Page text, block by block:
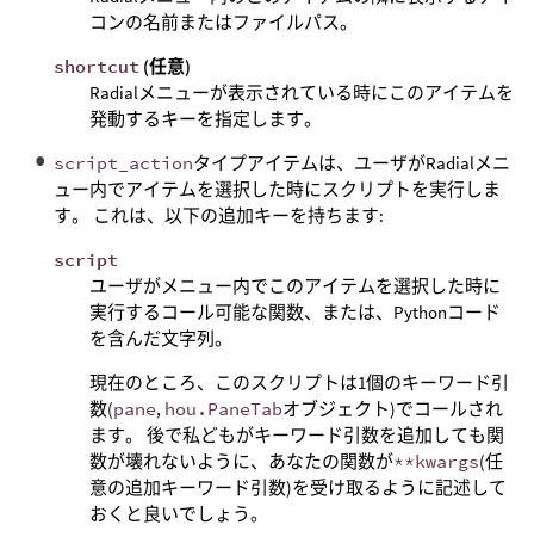
コンの名前またはファイルパス。
shortcut (任意)
Radialメニューが表示されている時にこのアイテムを
発動するキーを指定します。
script_actionタイプアイテムは、ユーザがRadialメニ
ュー内でアイテムを選択した時にスクリプトを実行しま
す。 これは、以下の追加キーを持ちます:
script
ユーザがメニュー内でこのアイテムを選択した時に
実行するコール可能な関数、または、Pythonコード
を含んだ文字列。
現在のところ、このスクリプトは1個のキーワード引
数(pane, hou.PaneTabオブジェクト)でコールされ
ます。 後で私どもがキーワード引数を追加しても関
数が壊れないように、あなたの関数が**kwargs(任
意の追加キーワード引数)を受け取るように記述して
おくと良いでしょう。